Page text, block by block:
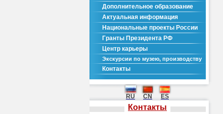
Дополнительное образование
Актуальная информация
Национальные проекты России
Гранты Президента РФ
Центр карьеры
Экскурсии по музею, производству
Контакты
RU CN ES
Контакты